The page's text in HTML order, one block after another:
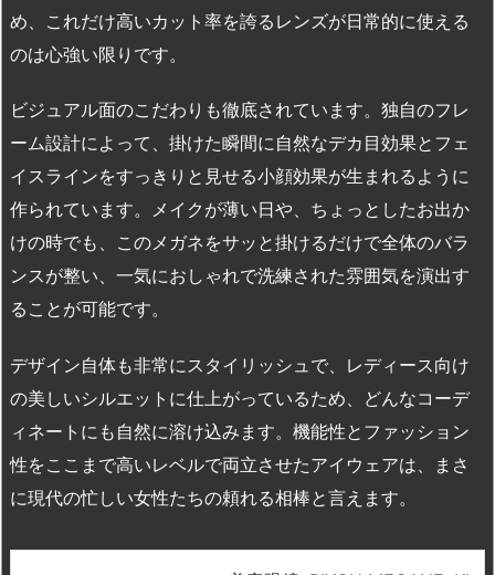
め、これだけ高いカット率を誇るレンズが日常的に使える
のは心強い限りです。
ビジュアル面のこだわりも徹底されています。独自のフレ
ーム設計によって、掛けた瞬間に自然なデカ目効果とフェ
イスラインをすっきりと見せる小顔効果が生まれるように
作られています。メイクが薄い日や、ちょっとしたお出か
けの時でも、このメガネをサッと掛けるだけで全体のバラ
ンスが整い、一気におしゃれで洗練された雰囲気を演出す
ることが可能です。
デザイン自体も非常にスタイリッシュで、レディース向け
の美しいシルエットに仕上がっているため、どんなコーデ
ィネートにも自然に溶け込みます。機能性とファッション
性をここまで高いレベルで両立させたアイウェアは、まさ
に現代の忙しい女性たちの頼れる相棒と言えます。